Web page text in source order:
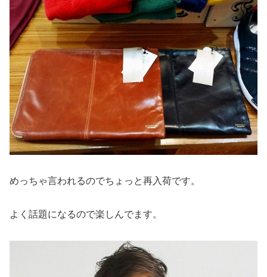
めっちゃ言われるのでちょっと再入荷です。
よく話題になるので楽しんでます。